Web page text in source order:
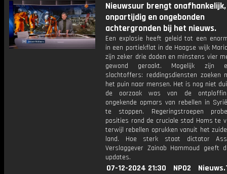
Nieuwsuur brengt onafhankelijk,
onpartijdig en ongebonden
achtergronden bij het nieuws.
Een explosie heeft geleid tot een
in een portiekflat in de Haagse wijk
zijn zeker drie doden en minstens vier
gewond geraakt. Mogelijk zijn
slachtoffers: reddingsdiensten zoeken
het puin naar mensen. Het is nog niet
de oorzaak was van de
ongekende opmars van rebellen in
te stoppen. Regeringstroepen
posities rond de cruciale stad Homs te
terwijl rebellen oprukken vanuit het
land. Hoe sterk staat dictator
Verslaggever Zainab Hammoud geeft
updates.
07-12-2024 21:30 NPO2